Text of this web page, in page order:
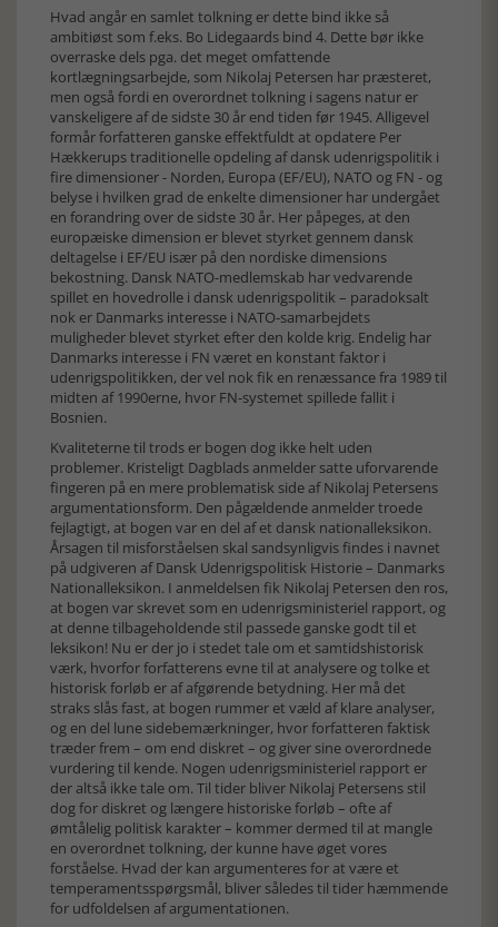
Hvad angår en samlet tolkning er dette bind ikke så
ambitiøst som f.eks. Bo Lidegaards bind 4. Dette bør ikke
overraske dels pga. det meget omfattende
kortlægningsarbejde, som Nikolaj Petersen har præsteret,
men også fordi en overordnet tolkning i sagens natur er
vanskeligere af de sidste 30 år end tiden før 1945. Alligevel
formår forfatteren ganske effektfuldt at opdatere Per
Hækkerups traditionelle opdeling af dansk udenrigspolitik i
fire dimensioner - Norden, Europa (EF/EU), NATO og FN - og
belyse i hvilken grad de enkelte dimensioner har undergået
en forandring over de sidste 30 år. Her påpeges, at den
europæiske dimension er blevet styrket gennem dansk
deltagelse i EF/EU især på den nordiske dimensions
bekostning. Dansk NATO-medlemskab har vedvarende
spillet en hovedrolle i dansk udenrigspolitik – paradoksalt
nok er Danmarks interesse i NATO-samarbejdets
muligheder blevet styrket efter den kolde krig. Endelig har
Danmarks interesse i FN været en konstant faktor i
udenrigspolitikken, der vel nok fik en renæssance fra 1989 til
midten af 1990erne, hvor FN-systemet spillede fallit i
Bosnien.
Kvaliteterne til trods er bogen dog ikke helt uden
problemer. Kristeligt Dagblads anmelder satte uforvarende
fingeren på en mere problematisk side af Nikolaj Petersens
argumentationsform. Den pågældende anmelder troede
fejlagtigt, at bogen var en del af et dansk nationalleksikon.
Årsagen til misforståelsen skal sandsynligvis findes i navnet
på udgiveren af Dansk Udenrigspolitisk Historie – Danmarks
Nationalleksikon. I anmeldelsen fik Nikolaj Petersen den ros,
at bogen var skrevet som en udenrigsministeriel rapport, og
at denne tilbageholdende stil passede ganske godt til et
leksikon! Nu er der jo i stedet tale om et samtidshistorisk
værk, hvorfor forfatterens evne til at analysere og tolke et
historisk forløb er af afgørende betydning. Her må det
straks slås fast, at bogen rummer et væld af klare analyser,
og en del lune sidebemærkninger, hvor forfatteren faktisk
træder frem – om end diskret – og giver sine overordnede
vurdering til kende. Nogen udenrigsministeriel rapport er
der altså ikke tale om. Til tider bliver Nikolaj Petersens stil
dog for diskret og længere historiske forløb – ofte af
ømtålelig politisk karakter – kommer dermed til at mangle
en overordnet tolkning, der kunne have øget vores
forståelse. Hvad der kan argumenteres for at være et
temperamentsspørgsmål, bliver således til tider hæmmende
for udfoldelsen af argumentationen.